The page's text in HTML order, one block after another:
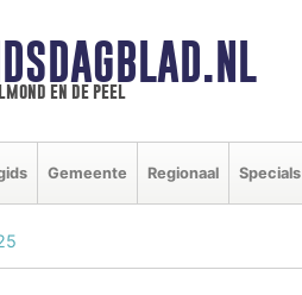
en de peel
Gemeente Regionaal Specials